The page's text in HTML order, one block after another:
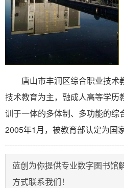
唐山市丰润区综合职业技术
技术教育为主，融成人高等学历
训于一体的多体制、多功能的综
2005年1月，被教育部认定为国
蓝创为你提供专业数字图书馆
方式联系我们！